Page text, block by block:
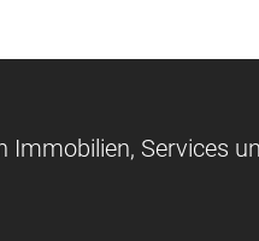
Immobilien, Services